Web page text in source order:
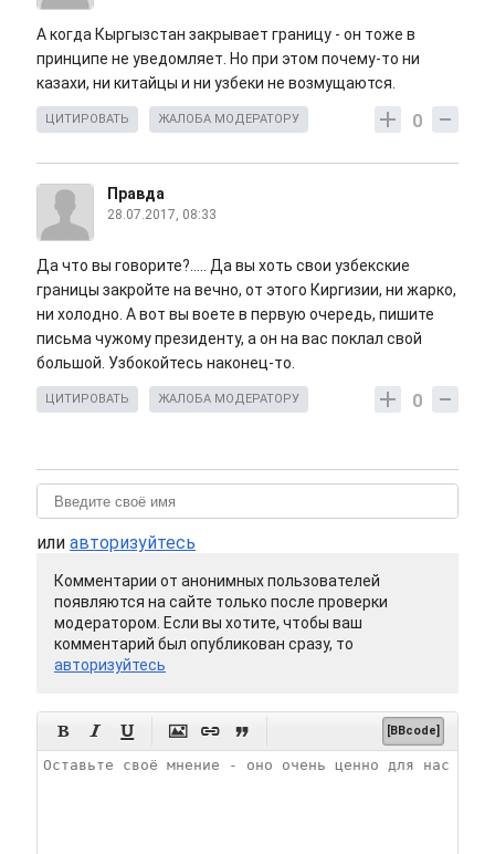
А когда Кыргызстан закрывает границу - он тоже в
принципе не уведомляет. Но при этом почему-то ни
казахи, ни китайцы и ни узбеки не возмущаются.
0
ЦИТИРОВАТЬ ЖАЛОБА МОДЕРАТОРУ
Правда
28.07.2017, 08:33
Да что вы говорите?..... Да вы хоть свои узбекские
границы закройте на вечно, от этого Киргизии, ни жарко,
ни холодно. А вот вы воете в первую очередь, пишите
письма чужому президенту, а он на вас поклал свой
большой. Узбокойтесь наконец-то.
0
ЦИТИРОВАТЬ ЖАЛОБА МОДЕРАТОРУ
или авторизуйтесь
Комментарии от анонимных пользователей
появляются на сайте только после проверки
модератором. Если вы хотите, чтобы ваш
комментарий был опубликован сразу, то
авторизуйтесь
      [BBcode]